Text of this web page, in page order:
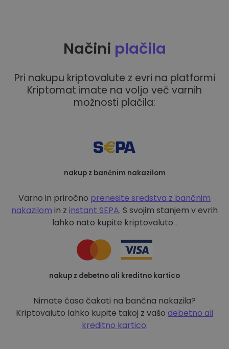
Načini plačila
Pri nakupu kriptovalute z evri na platformi
Kriptomat imate na voljo več varnih
možnosti plačila:
nakup z bančnim nakazilom
Varno in priročno prenesite sredstva z bančnim
nakazilom in z instant SEPA. S svojim stanjem v evrih
lahko nato kupite kriptovaluto .
nakup z debetno ali kreditno kartico
Nimate časa čakati na bančna nakazila?
Kriptovaluto lahko kupite takoj z vašo debetno ali
kreditno kartico.